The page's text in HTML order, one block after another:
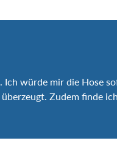
würde mir die Hose
Zudem finde